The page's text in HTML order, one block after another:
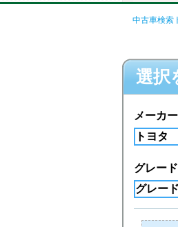
中古車検索
選択
メーカー
グレード